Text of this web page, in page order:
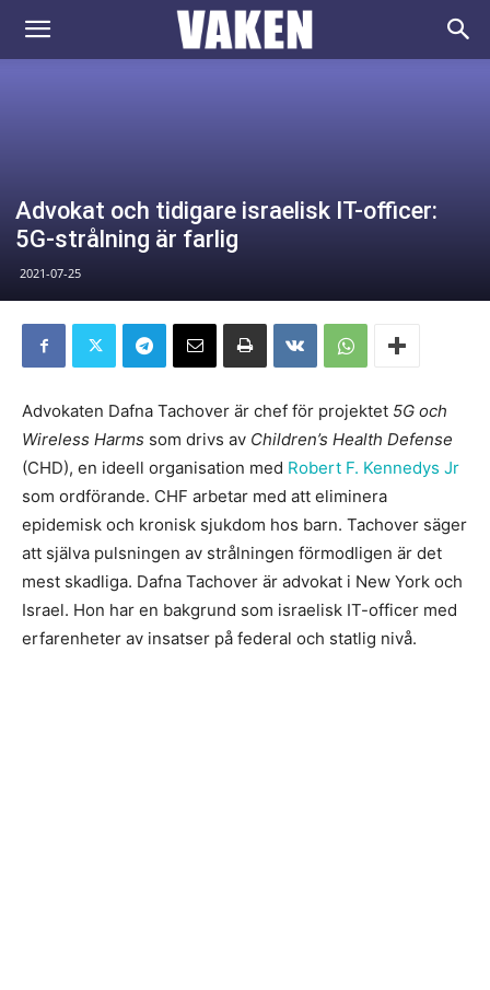
VAKEN.se
Advokat och tidigare israelisk IT-officer:
5G-strålning är farlig
2021-07-25
Advokaten Dafna Tachover är chef för projektet 5G och
Wireless Harms som drivs av Children’s Health Defense
(CHD), en ideell organisation med Robert F. Kennedys Jr
som ordförande. CHF arbetar med att eliminera
epidemisk och kronisk sjukdom hos barn. Tachover säger
att själva pulsningen av strålningen förmodligen är det
mest skadliga. Dafna Tachover är advokat i New York och
Israel. Hon har en bakgrund som israelisk IT-officer med
erfarenheter av insatser på federal och statlig nivå.